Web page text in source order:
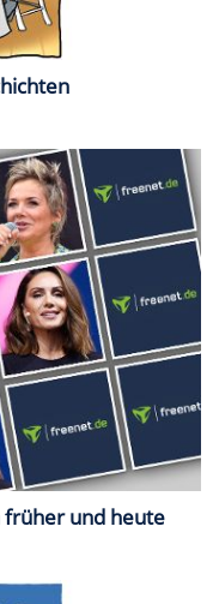
und heute